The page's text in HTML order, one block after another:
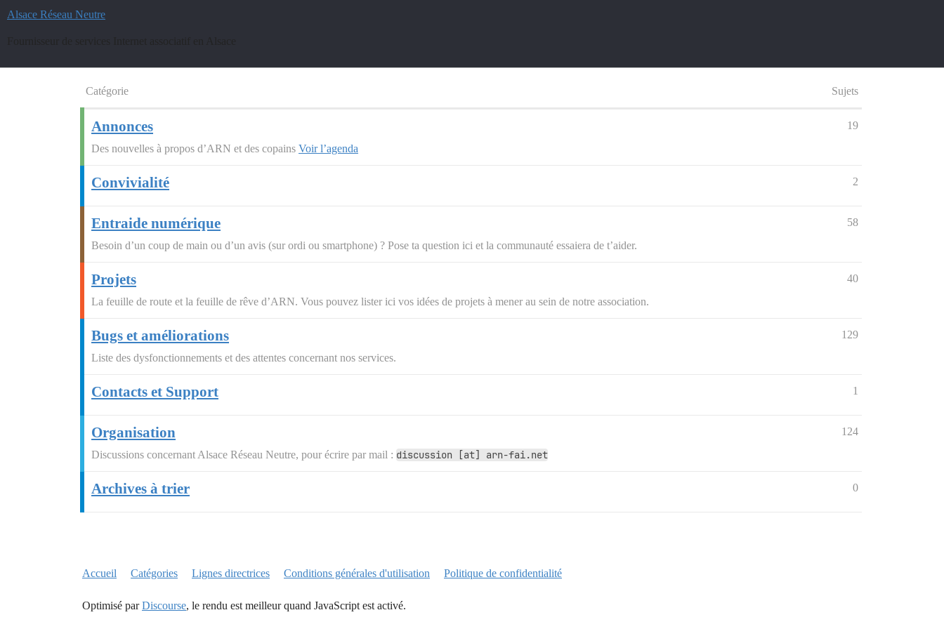
Alsace Réseau Neutre
Catégorie Sujets
Annonces
Des nouvelles à propos d’ARN et des copains Voir l’agenda
19
Convivialité 2
Entraide numérique
Besoin d’un coup de main ou d’un avis (sur ordi ou smartphone) ? Pose ta question ici et la communauté essaiera de t’aider.
58
Projets
La feuille de route et la feuille de rêve d’ARN. Vous pouvez lister ici vos idées de projets à mener au sein de notre association.
40
Bugs et améliorations
Liste des dysfonctionnements et des attentes concernant nos services.
129
Contacts et Support 1
Organisation
Discussions concernant Alsace Réseau Neutre, pour écrire par mail : discussion [at] arn-fai.net
124
Archives à trier 0
Accueil Catégories Lignes directrices Conditions générales d'utilisation Politique de confidentialité
Optimisé parDiscourse, le rendu est meilleur quand JavaScript est activé.